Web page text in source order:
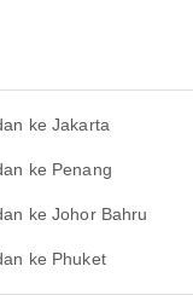
ke Jakarta
ke Penang
ke Johor Bahru
ke Phuket